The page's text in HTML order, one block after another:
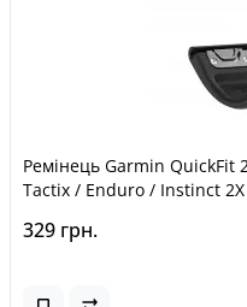
Ремінець Garmin QuickFit
Tactix / Enduro / Instinct
329 грн.